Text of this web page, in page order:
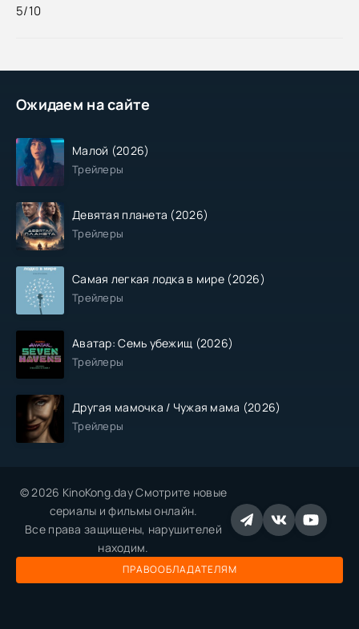
Ожидаем на сайте
Малой (2026)
Трейлеры
Девятая планета (2026)
Трейлеры
Самая легкая лодка в мире (2026)
Трейлеры
Аватар: Семь убежищ (2026)
Трейлеры
Другая мамочка / Чужая мама (2026)
Трейлеры
5/10
© 2026 KinoKong.day Смотрите новые
сериалы и фильмы онлайн.
Все права защищены, нарушителей
находим.
ПРАВООБЛАДАТЕЛЯМ